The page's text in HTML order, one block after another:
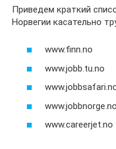
Приведем краткий
Норвегии касательно
www.finn.no
www.jobb.tu.no
www.jobbnorge.no
www.careerjet.no